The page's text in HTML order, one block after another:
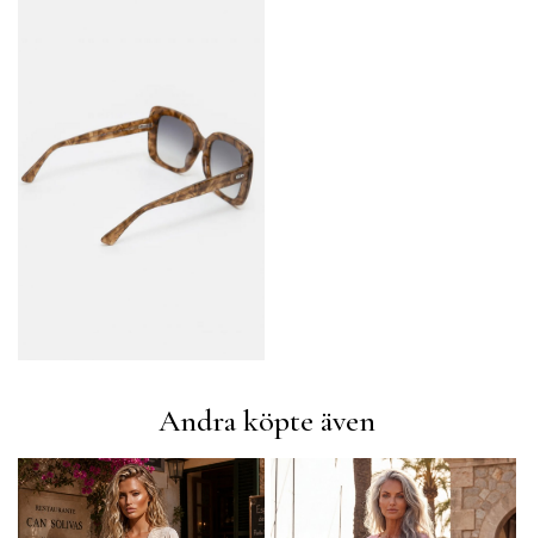
Andra köpte även